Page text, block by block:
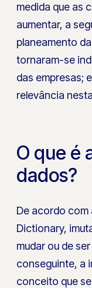
medida que as
aumentar, a
planeamento
tornaram-se
das empresas;
relevância
O que é
dados?
De acordo com
Dictionary,
mudar ou de
conseguinte, a
conceito que